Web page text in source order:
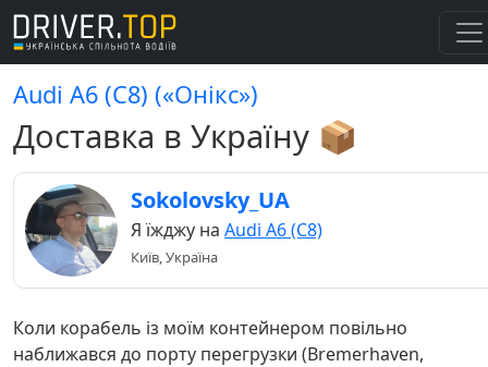
Audi A6 (C8) («Онікс»)
Доставка в Україну 📦
Sokolovsky_UA
Я їжджу на Audi A6 (C8)
Київ, Україна
Коли корабель із моїм контейнером повільно
наближався до порту перегрузки (Bremerhaven,